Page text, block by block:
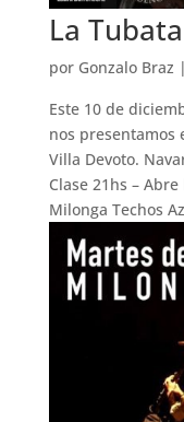
La
por Gonzalo Braz |
Este 10 de
nos presentamos
Villa Devoto.
Clase 21hs –
Milonga Techos